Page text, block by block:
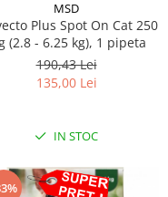
MSD
Plus Spot On Cat 250
(2.8 - 6.25 kg), 1 pipeta
190,43 Lei
135,00 Lei
IN STOC